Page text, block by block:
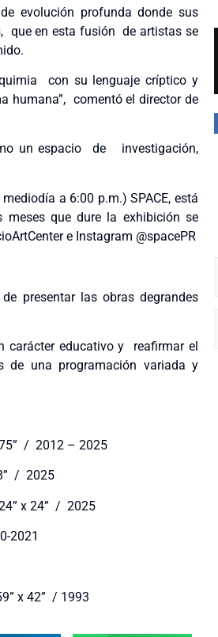
evolución profunda donde sus
que en esta fusión de artistas se
con su lenguaje críptico y
humana”, comentó el director de
un espacio de investigación,
a 6:00 p.m.) SPACE, está
que dure la exhibición se
e Instagram @spacePR
presentar las obras degrandes
carácter educativo y reafirmar el
de una programación variada y
/ 2012 – 2025
/ 2025
x 24” / 2025
2021
x 42” / 1993